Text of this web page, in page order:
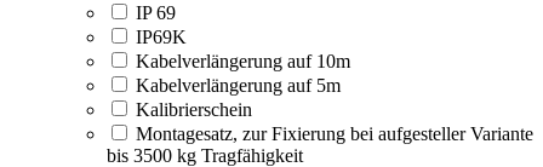
IP 69
IP69K
Kabelverlängerung auf 10m
Kabelverlängerung auf 5m
Kalibrierschein
Montagesatz, zur Fixierung bei aufgesteller Variante
bis 3500 kg Tragfähigkeit